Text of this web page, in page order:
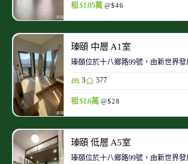
租 $1.05萬 @$46
瑧頤 中層 A1室
瑧頤位於十八鄉路99號，由新世界
3 577
租 $1.6萬 @$28
瑧頤 低層 A5室
瑧頤位於十八鄉路99號，由新世界